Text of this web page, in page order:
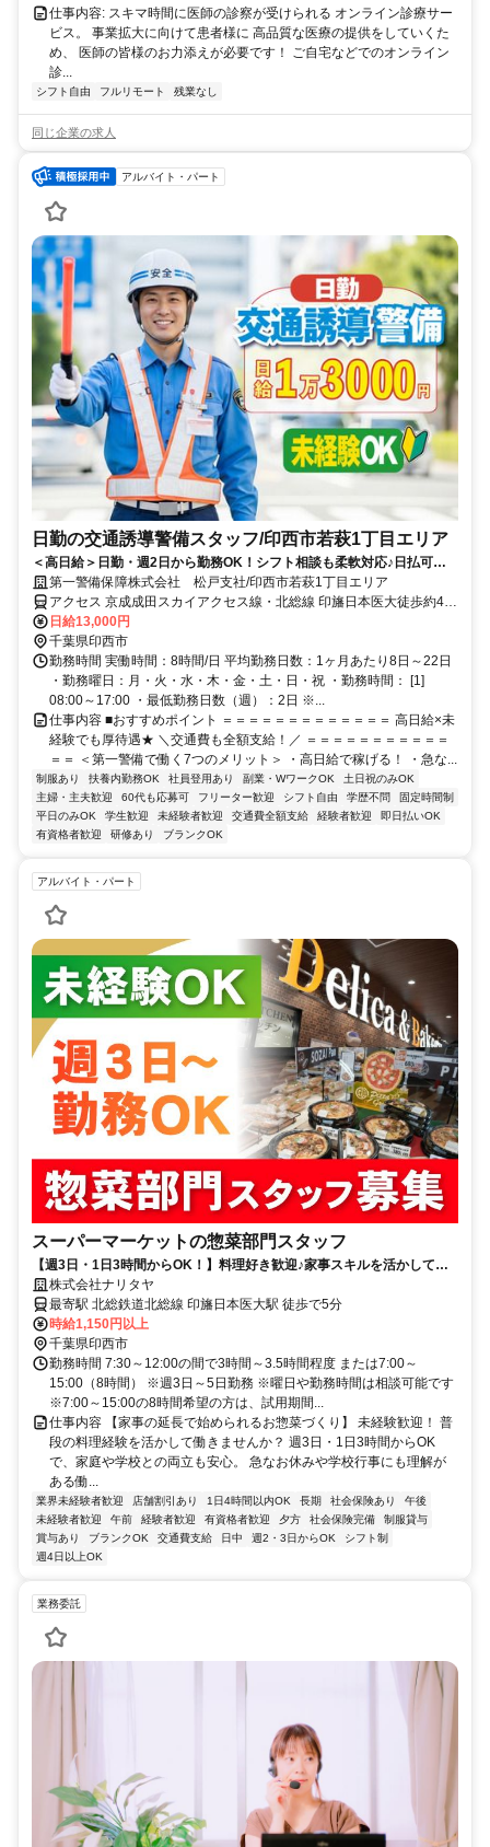
仕事内容: スキマ時間に医師の診察が受けられる オンライン診療サー
ビス。 事業拡大に向けて患者様に 高品質な医療の提供をしていくた
め、 医師の皆様のお力添えが必要です！ ご自宅などでのオンライン
診...
シフト自由 フルリモート 残業なし
同じ企業の求人
アルバイト・パート
日勤の交通誘導警備スタッフ/印西市若萩1丁目エリア
＜高日給＞日勤・週2日から勤務OK！シフト相談も柔軟対応♪日払可◎
未経験歓迎★
第一警備保障株式会社 松戸支社/印西市若萩1丁目エリア
アクセス 京成成田スカイアクセス線・北総線 印旛日本医大徒歩約4
分、京成成田スカイアクセス線・北総線 印西牧の原南口徒歩約53
分、ＪＲ成田線 小林（千葉県）南口徒歩約71分 直行直帰OK＊交通費
全額支給＊
日給13,000円
千葉県印西市
勤務時間 実働時間：8時間/日 平均勤務日数：1ヶ月あたり8日～22日
・勤務曜日：月・火・水・木・金・土・日・祝 ・勤務時間： [1]
08:00～17:00 ・最低勤務日数（週）：2日 ※...
仕事内容 ■おすすめポイント ＝＝＝＝＝＝＝＝＝＝＝＝＝ 高日給×未
経験でも厚待遇★ ＼交通費も全額支給！／ ＝＝＝＝＝＝＝＝＝＝＝
＝＝ ＜第一警備で働く7つのメリット＞ ・高日給で稼げる！ ・急な...
制服あり 扶養内勤務OK 社員登用あり 副業・WワークOK
土日祝のみOK
主婦・主夫歓迎
60代も応募可 フリーター歓迎 シフト自由 学歴不問
固定時間制
平日のみOK
学生歓迎 未経験者歓迎 交通費全額支給 経験者歓迎
即日払いOK
有資格者歓迎
研修あり ブランクOK
アルバイト・パート
スーパーマーケットの惣菜部門スタッフ
【週3日・1日3時間からOK！】料理好き歓迎♪家事スキルを活かして楽
しく働きませんか？
株式会社ナリタヤ
最寄駅 北総鉄道北総線 印旛日本医大駅 徒歩で5分
時給1,150円以上
千葉県印西市
勤務時間 7:30～12:00の間で3時間～3.5時間程度 または7:00～
15:00（8時間） ※週3日～5日勤務 ※曜日や勤務時間は相談可能です
※7:00～15:00の8時間希望の方は、試用期間...
仕事内容 【家事の延長で始められるお惣菜づくり】 未経験歓迎！ 普
段の料理経験を活かして働きませんか？ 週3日・1日3時間からOK
で、家庭や学校との両立も安心。 急なお休みや学校行事にも理解が
ある働...
業界未経験者歓迎 店舗割引あり 1日4時間以内OK 長期 社会保険あり
午後
未経験者歓迎
午前 経験者歓迎 有資格者歓迎 夕方 社会保険完備
制服貸与
賞与あり
ブランクOK 交通費支給 日中 週2・3日からOK
シフト制
週4日以上OK
業務委託